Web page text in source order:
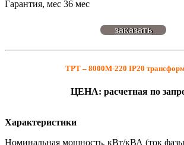
Гарантия, мес 36 мес
заказать
ТРТ – 8000М-220 IP20
ЦЕНА: расчетная по
Характеристики
Номинальная мощность, кВт/кВА (ток